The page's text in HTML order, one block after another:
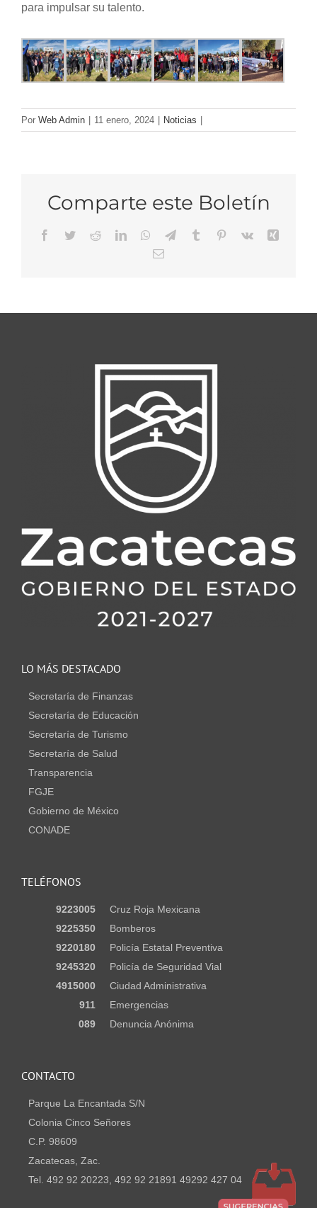
para impulsar su talento.
Por Web Admin | 11 enero, 2024 | Noticias |
Comparte este Boletín
Facebook
TwitterRedditLinkedInWhatsApp
TelegramTumblr Pinterest
Vk
Email
TELÉFONOS
9223005
Cruz Roja Mexicana
9225350
Bomberos
9220180
Policía Estatal Preventiva
9245320
Policía de Seguridad Vial
4915000
Ciudad Administrativa
911
Emergencias
089
Denuncia Anónima
LO MÁS DESTACADO
Secretaría de Finanzas
Secretaría de Educación
Secretaría de Turismo
Secretaría de Salud
Transparencia
FGJE
Gobierno de México
CONADE
CONTACTO
Parque La Encantada S/N
Colonia Cinco Señores
C.P. 98609
Zacatecas, Zac.
Tel. 492 92 20223, 492 92 21891 49292 427 04